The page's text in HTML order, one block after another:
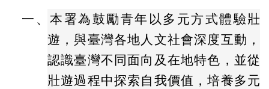
一、本署為鼓勵青年以多元方式體驗壯
遊，與臺灣各地人文社會深度互動，
認識臺灣不同面向及在地特色，並從
壯遊過程中探索自我價值，培養多元